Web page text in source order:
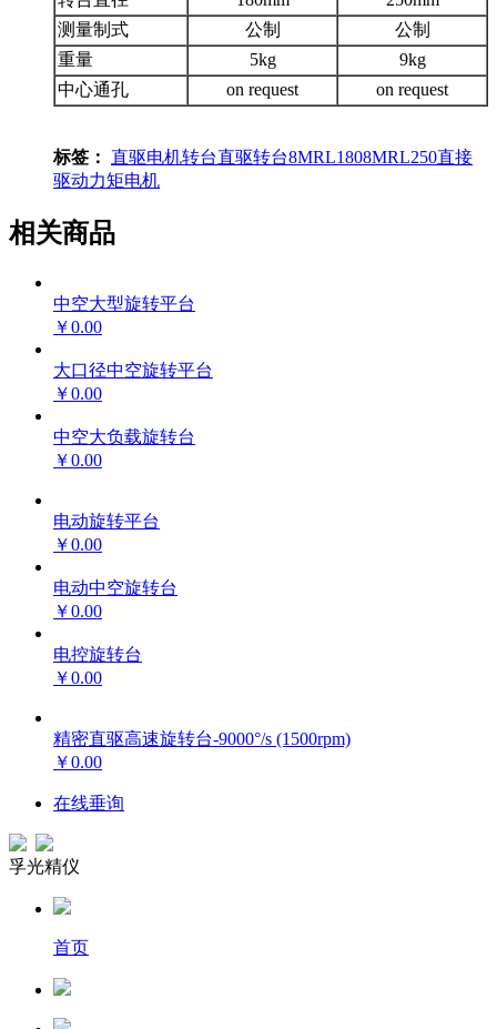
测量制式
公制
公制
重量
5kg
9kg
中心通孔
on request on request
标签： 直驱电机转台直驱转台8MRL1808MRL250直接
驱动力矩电机
相关商品
中空大型旋转平台
￥0.00
大口径中空旋转平台
￥0.00
中空大负载旋转台
￥0.00
电动旋转平台
￥0.00
电动中空旋转台
￥0.00
电控旋转台
￥0.00
精密直驱高速旋转台-9000°/s (1500rpm)
￥0.00
在线垂询
孚光精仪
首页